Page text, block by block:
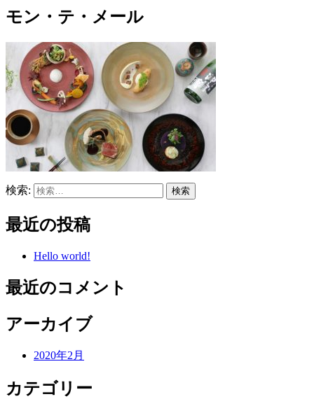
モン・テ・メール
検索:
最近の投稿
Hello world!
最近のコメント
アーカイブ
2020年2月
カテゴリー